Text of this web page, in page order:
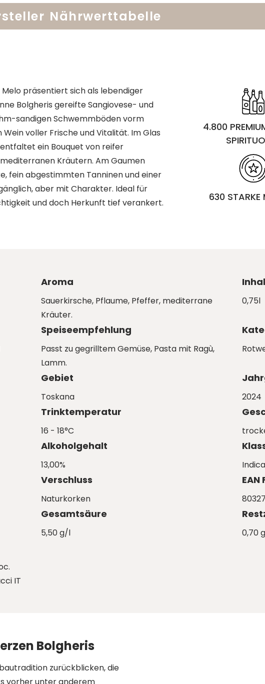
Nährwerttabelle
Melo präsentiert sich als lebendiger
Bolgheris gereifte Sangiovese- und
sandigen Schwemmböden vorm
voller Frische und Vitalität. Im Glas
ein Bouquet von reifer
Kräutern. Am Gaumen
fein abgestimmten Tanninen und einer
aber mit Charakter. Ideal für
und doch Herkunft tief verankert.
4.800
630 STARKE
Aroma
Sauerkirsche, Pflaume, Pfeffer, mediterrane
Kräuter.
0,75l
Speiseempfehlung
Passt zu gegrilltem Gemüse, Pasta mit Ragù,
Lamm.
Gebiet
Toskana 2024
Trinktemperatur
16 - 18°C
Alkoholgehalt
13,00%
Verschluss
Naturkorken
EAN
Gesamtsäure
5,50 g/l 0,70
IT
Bolgheris
zurückblicken, die